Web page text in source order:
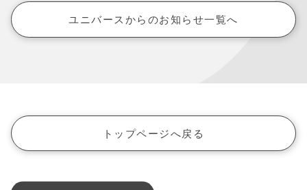
ユニバースからのお知らせ一覧へ
トップページへ戻る